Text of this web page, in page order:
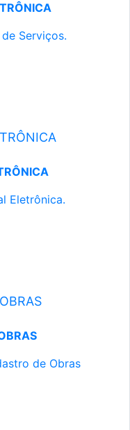
Serviços.
Eletrônica.
de Obras